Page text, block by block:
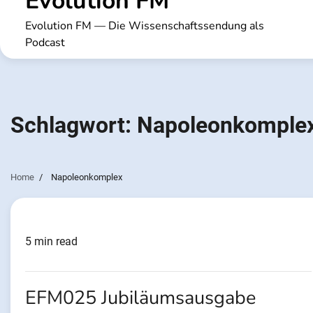
Evolution FM — Die Wissenschaftssendung als
Podcast
Schlagwort:
Home Napoleonkomplex
5 min read
EFM025 Jubiläumsausgabe